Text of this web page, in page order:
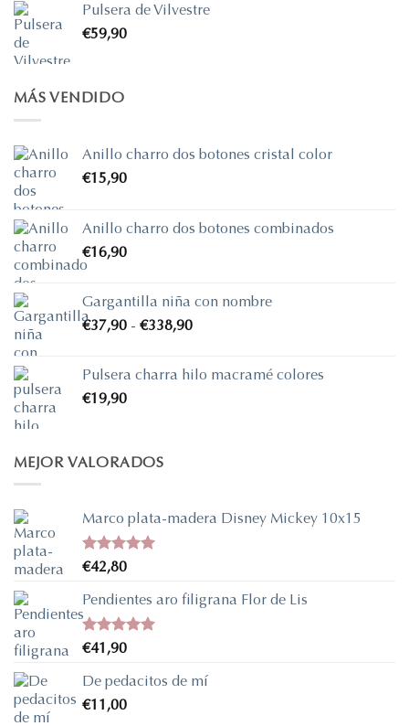
€725,70
Pulsera de Vilvestre
€59,90
MÁS VENDIDO
Anillo charro dos botones cristal color
€15,90
Anillo charro dos botones combinados
€16,90
Gargantilla niña con nombre
€37,90 - €338,90Rango
desde
Pulsera charra hilo macramé colores
€19,90
MEJOR VALORADOS
Marco plata-madera Disney Mickey 10x15
Valorado
con
de 5
€42,80
Pendientes aro filigrana Flor de Lis
Valorado
con
de 5
€41,90
De pedacitos de mí
€11,00